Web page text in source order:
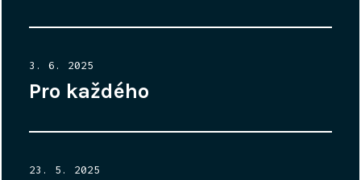
Posted
on
3. 6. 2025
Pro každého
Posted
23. 5. 2025